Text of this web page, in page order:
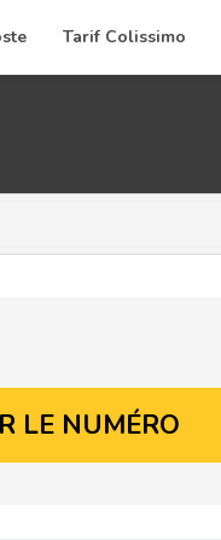
Tarif Colissimo
LE NUMÉRO